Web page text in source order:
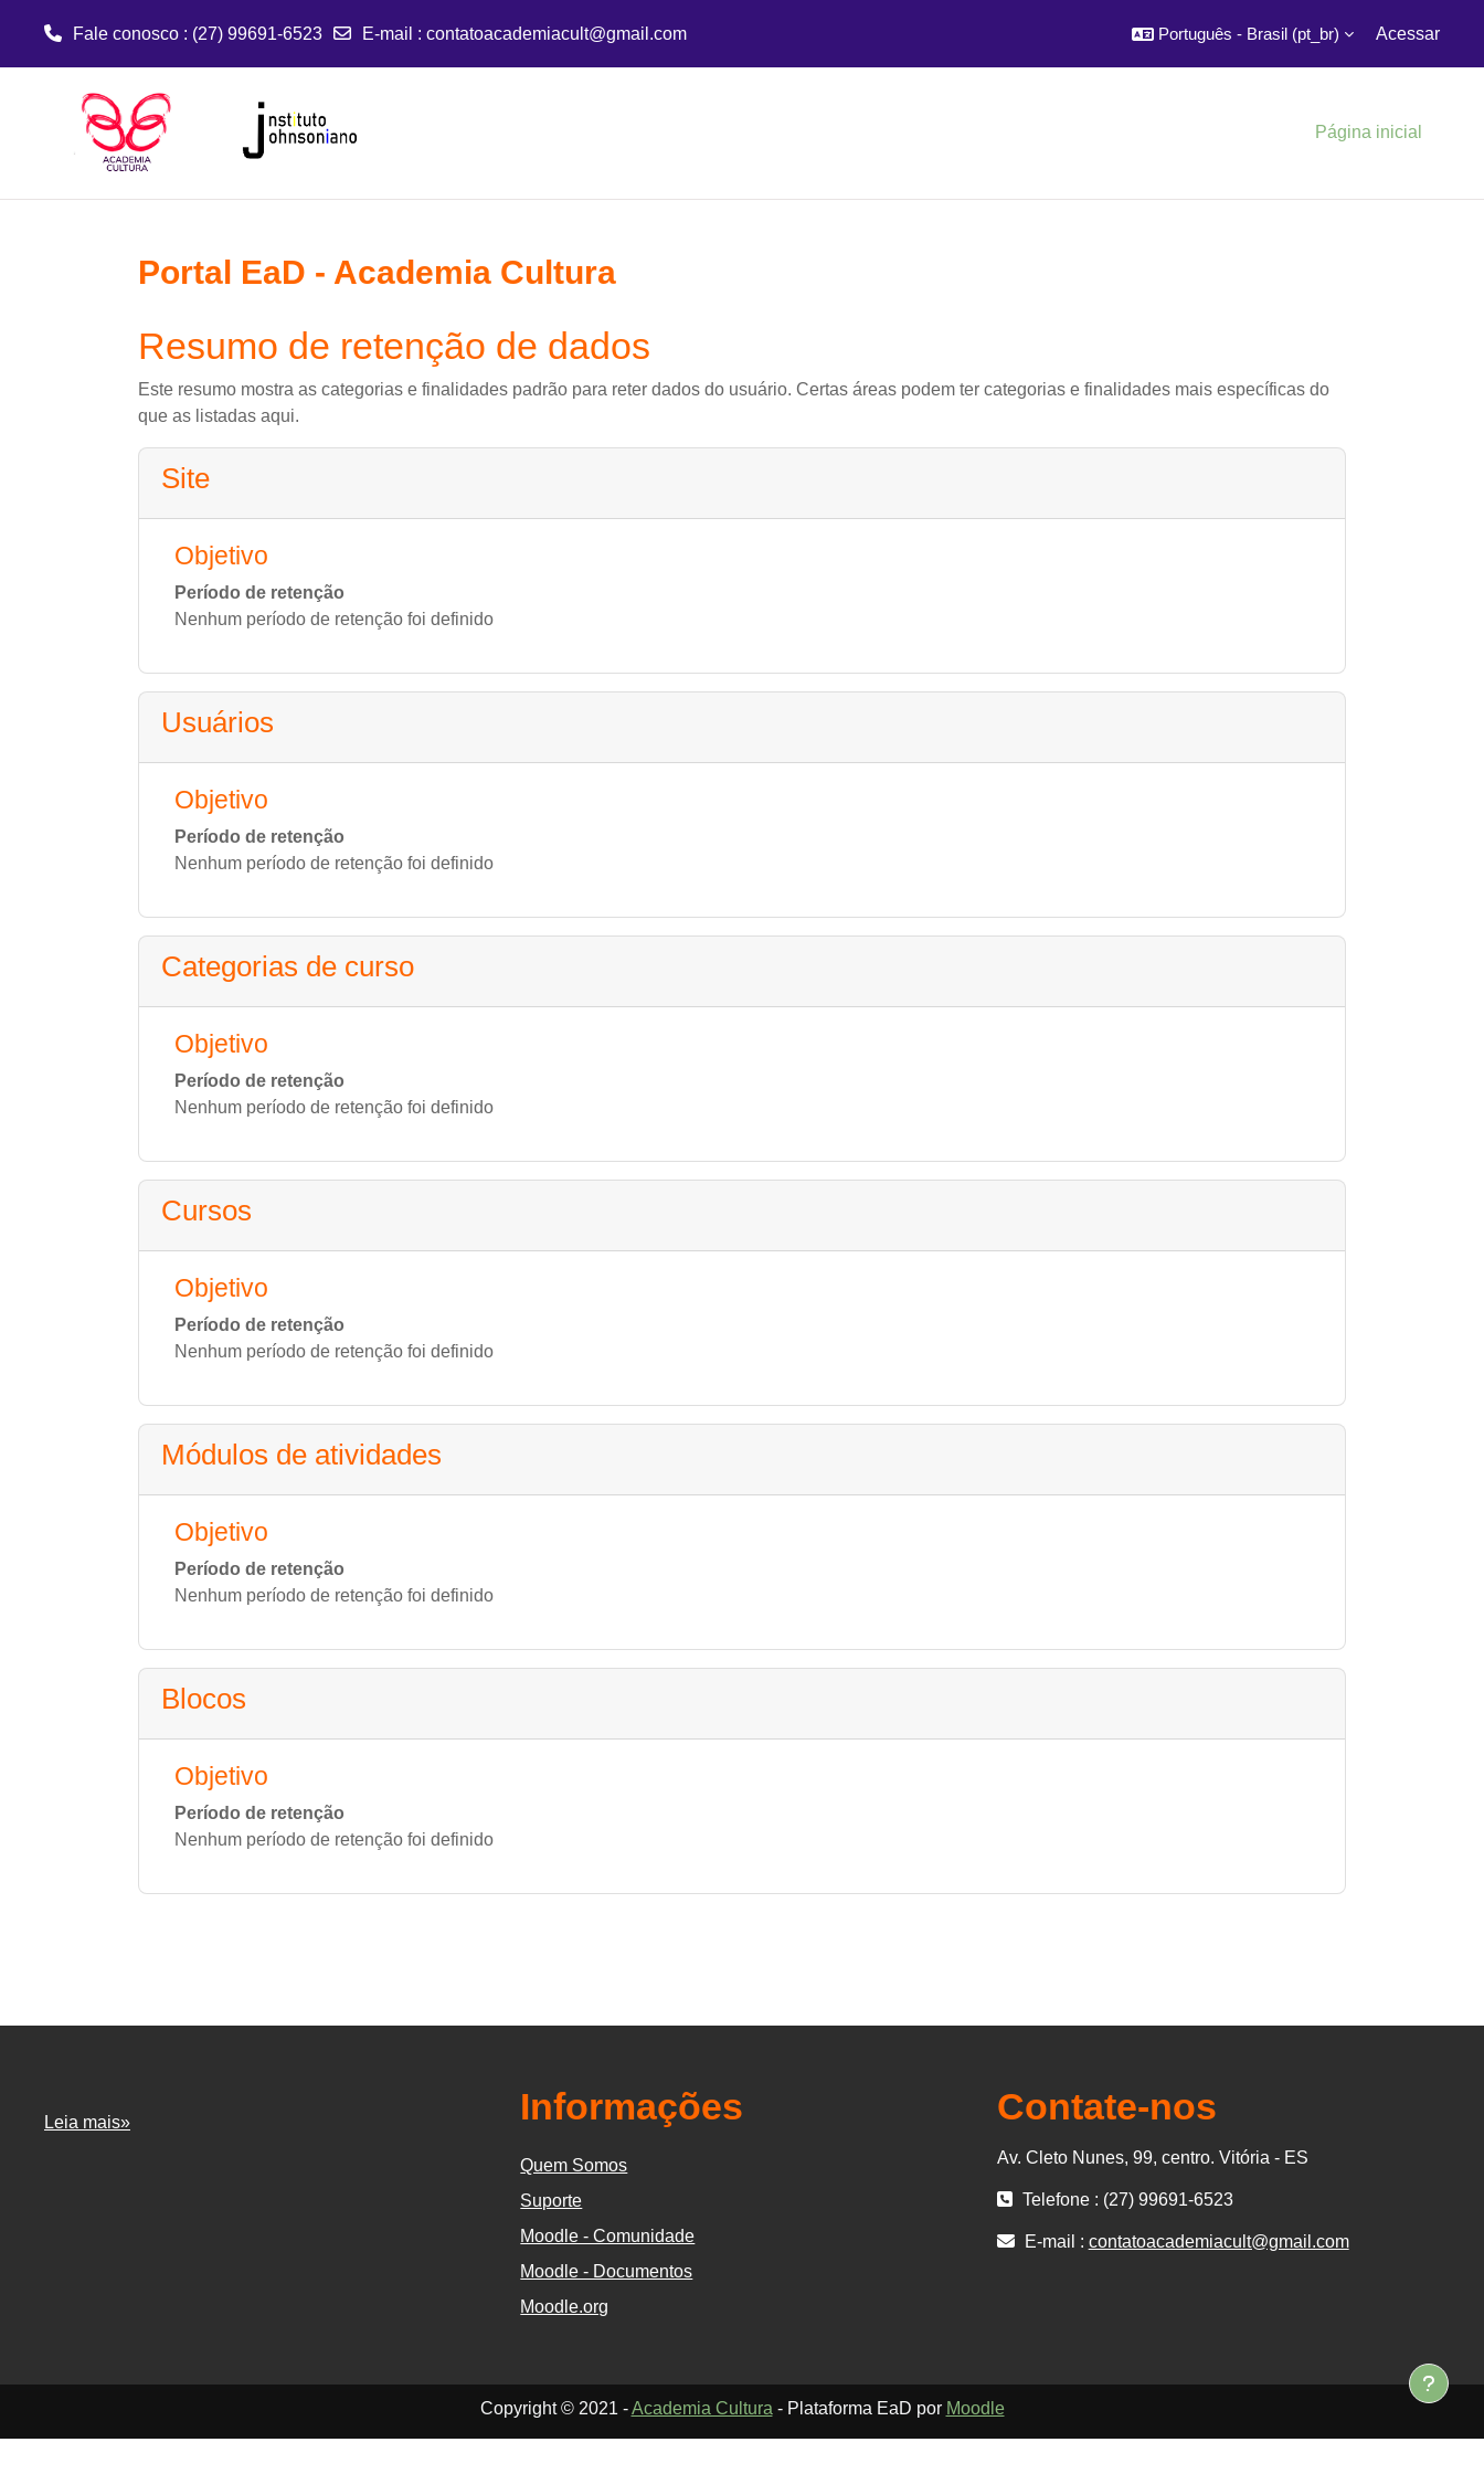
Fale conosco : (27) 99691-6523 E-mail : contatoacademiacult@gmail.com Português - Brasil ‎(pt_br)‎ Acessar
Página inicial
Portal EaD - Academia Cultura
Resumo de retenção de dados
Este resumo mostra as categorias e finalidades padrão para reter dados do usuário. Certas áreas podem ter categorias e finalidades mais específicas do
que as listadas aqui.
Site
Objetivo
Período de retenção
Nenhum período de retenção foi definido
Usuários
Objetivo
Período de retenção
Nenhum período de retenção foi definido
Categorias de curso
Objetivo
Período de retenção
Nenhum período de retenção foi definido
Cursos
Objetivo
Período de retenção
Nenhum período de retenção foi definido
Módulos de atividades
Objetivo
Período de retenção
Nenhum período de retenção foi definido
Blocos
Objetivo
Período de retenção
Nenhum período de retenção foi definido
Leia mais» Informações
Quem Somos
Suporte
Moodle - Comunidade
Moodle - Documentos
Moodle.org
Contate-nos
Av. Cleto Nunes, 99, centro. Vitória - ES
Telefone : (27) 99691-6523
E-mail : contatoacademiacult@gmail.com
Copyright © 2021 -Academia Cultura - Plataforma EaD por Moodle